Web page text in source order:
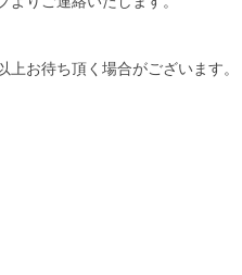
お待ち頂く場合がございます。